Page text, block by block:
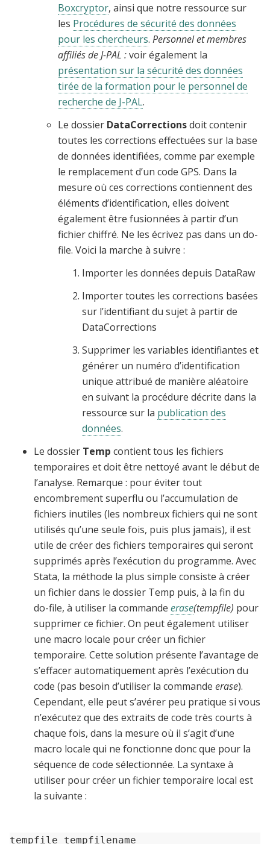
Boxcryptor, ainsi que notre ressource sur
les Procédures de sécurité des données
pour les chercheurs. Personnel et membres
affiliés de J-PAL :voir également la
présentation sur la sécurité des données
tirée de la formation pour le personnel de
recherche de J-PAL.
Le dossier DataCorrectionsdoit contenir
toutes les corrections effectuées sur la base
de données identifiées, comme par exemple
le remplacement d’un code GPS. Dans la
mesure où ces corrections contiennent des
éléments d’identification, elles doivent
également être fusionnées à partir d’un
fichier chiffré. Ne les écrivez pas dans un do-
file. Voici la marche à suivre :
Importer les données depuis DataRaw
Importer toutes les corrections basées
sur l’identifiant du sujet à partir de
DataCorrections
Supprimer les variables identifiantes et
générer un numéro d’identification
unique attribué de manière aléatoire
en suivant la procédure décrite dans la
ressource sur la publication des
données.
Le dossier Temp contient tous les fichiers
temporaires et doit être nettoyé avant le début de
l’analyse. Remarque : pour éviter tout
encombrement superflu ou l’accumulation de
fichiers inutiles (les nombreux fichiers qui ne sont
utilisés qu’une seule fois, puis plus jamais), il est
utile de créer des fichiers temporaires qui seront
supprimés après l’exécution du programme. Avec
Stata, la méthode la plus simple consiste à créer
un fichier dans le dossier Temp puis, à la fin du
do-file, à utiliser la commande erase(tempfile) pour
supprimer ce fichier. On peut également utiliser
une macro locale pour créer un fichier
temporaire. Cette solution présente l’avantage de
s’effacer automatiquement après l’exécution du
code (pas besoin d’utiliser la commande erase).
Cependant, elle peut s’avérer peu pratique si vous
n’exécutez que des extraits de code très courts à
chaque fois, dans la mesure où il s’agit d’une
macro locale qui ne fonctionne donc que pour la
séquence de code sélectionnée. La syntaxe à
utiliser pour créer un fichier temporaire local est
la suivante :
tempfile tempfilename